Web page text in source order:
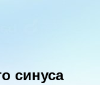
синуса